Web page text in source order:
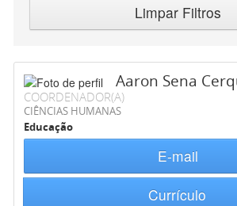
Limpar Filtros
Aaron Sena
COORDENADOR(A)
CIÊNCIAS HUMANAS
Educação
E-mail
Currículo